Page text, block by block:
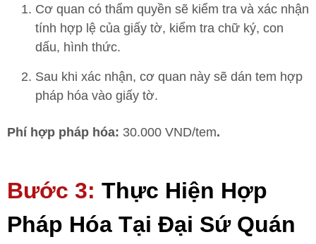
Cơ quan có thẩm quyền sẽ kiểm tra và xác nhận
tính hợp lệ của giấy tờ, kiểm tra chữ ký, con
dấu, hình thức.
Sau khi xác nhận, cơ quan này sẽ dán tem hợp
pháp hóa vào giấy tờ.
Phí hợp pháp hóa: 30.000 VND/tem.
Bước 3: Thực Hiện Hợp
Pháp Hóa Tại Đại Sứ Quán